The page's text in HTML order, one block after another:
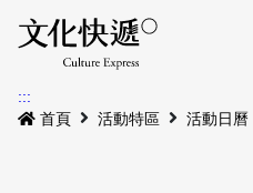
最新公告
:::
首頁
活動特區 活動日曆